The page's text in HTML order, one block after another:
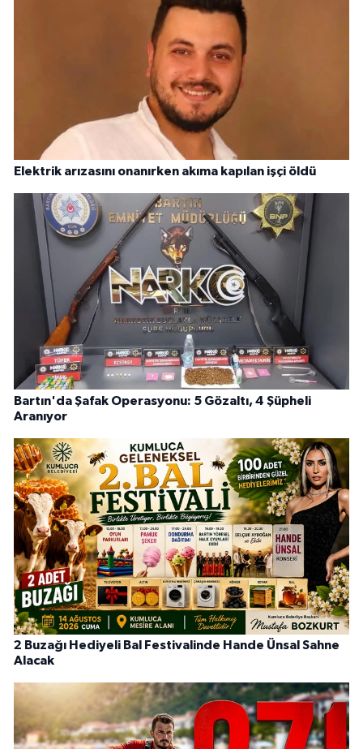
Elektrik arızasını onanırken akıma kapılan işçi öldü
Bartın'da Şafak Operasyonu: 5 Gözaltı, 4 Şüpheli
Aranıyor
2 Buzağı Hediyeli Bal Festivalinde Hande Ünsal Sahne
Alacak